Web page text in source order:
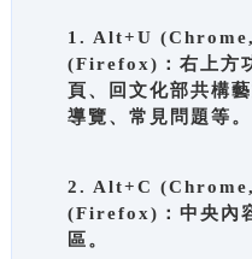
1. Alt+U
(Firefox)：右上方
頁、回文化部共構
導覽、常見問題等。
2. Alt+C
(Firefox)：中央內
區。